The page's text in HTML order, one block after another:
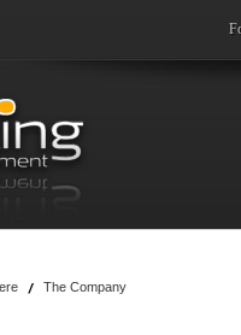
The Company